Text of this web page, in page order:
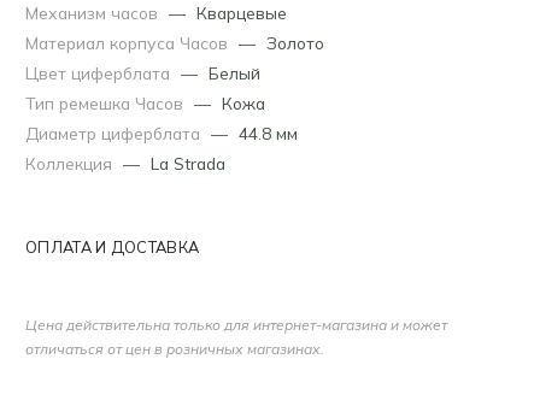
Механизм часов — Кварцевые
Материал корпуса Часов — Золото
Цвет циферблата — Белый
Тип ремешка Часов — Кожа
Диаметр циферблата — 44.8 мм
Коллекция — La Strada
ОПЛАТА И ДОСТАВКА
Цена действительна только для интернет-магазина и может
отличаться от цен в розничных магазинах.